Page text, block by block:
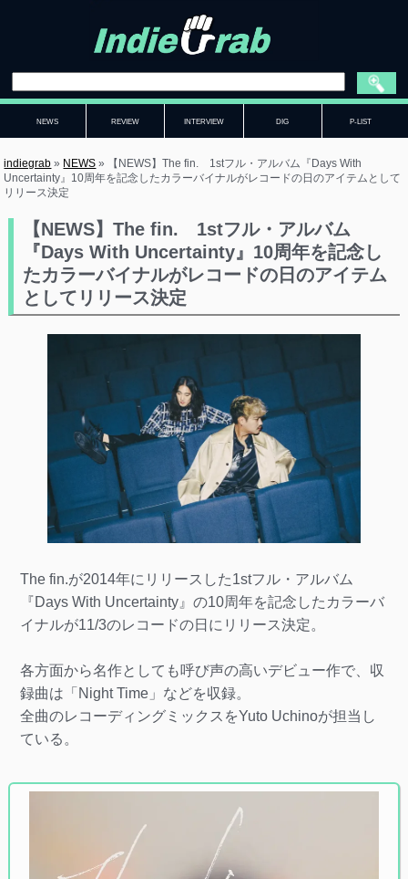
NEWS REVIEW INTERVIEW DIG P-LIST
indiegrab » NEWS »
【NEWS】The fin. 1stフル・アルバム『Days With
Uncertainty』10周年を記念したカラーバイナルがレコードの日のアイテムとして
リリース決定
【NEWS】The fin. 1stフル・アルバム
『Days With Uncertainty』10周年を記念し
たカラーバイナルがレコードの日のアイテム
としてリリース決定
The fin.が2014年にリリースした1stフル・アルバム
『Days With Uncertainty』の10周年を記念したカラーバ
イナルが11/3のレコードの日にリリース決定。
各方面から名作としても呼び声の高いデビュー作で、収
録曲は「Night Time」などを収録。
全曲のレコーディングミックスをYuto Uchinoが担当し
ている。